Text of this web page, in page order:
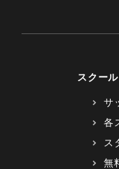
スクール
サ
各
ス
無